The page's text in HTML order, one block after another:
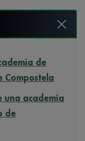
de
Compostela
una academia
de